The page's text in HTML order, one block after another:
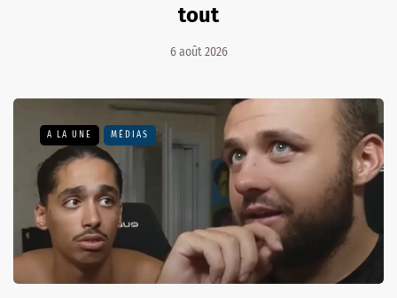
tout
6 août 2026
A LA UNE MÉDIAS